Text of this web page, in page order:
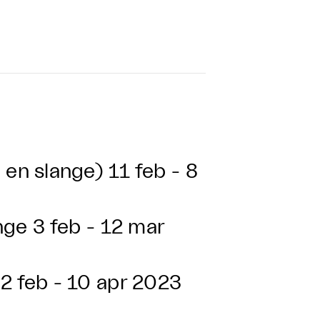
slange) 11 feb - 8
3 feb - 12 mar
2 feb - 10 apr 2023